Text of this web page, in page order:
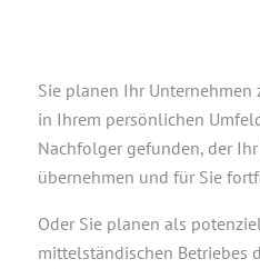
Sie planen Ihr Unternehmen
in Ihrem persönlichen
Nachfolger gefunden, der
übernehmen und für Sie
Oder Sie planen als
mittelständischen Betriebes